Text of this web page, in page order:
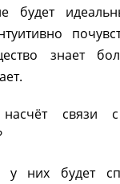
будет
знает
связи с
у них будет